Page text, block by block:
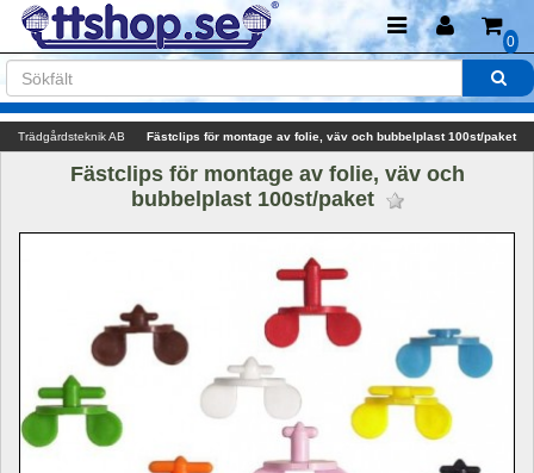
0
Trädgårdsteknik AB Fästclips för montage av folie, väv och bubbelplast 100st/paket
Fästclips för montage av folie, väv och
bubbelplast 100st/paket